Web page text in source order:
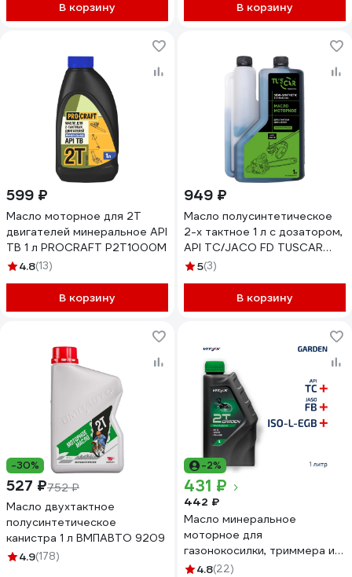
В корзину В корзину
599 ₽
Масло моторное для 2Т
двигателей минеральное API
TB 1 л PROCRAFT P2T1000M
4.8(13)
В корзину
949 ₽
Масло полусинтетическое
2-х тактное 1 л с дозатором,
API TC/JACO FD TUSCAR
301022015-10-2
5(3)
В корзину
-30%
527 ₽752 ₽
Масло двухтактное
полусинтетическое
канистра 1 л ВМПАВТО 9209
4.9(178)
-2%
431 ₽
442 ₽
Масло минеральное
моторное для
газонокосилки, триммера и
садовой техники 1 л. Garden
4.8(22)